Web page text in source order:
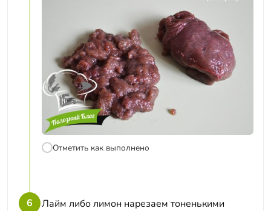
Отметить как выполнено
6
Лайм либо лимон нарезаем тоненькими